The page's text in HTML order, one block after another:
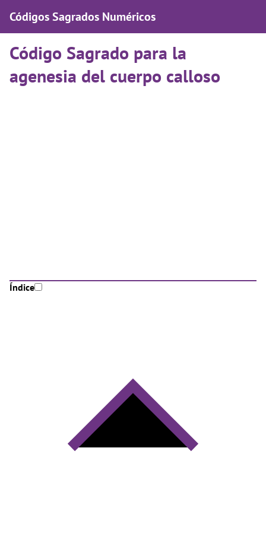
Códigos Sagrados Numéricos
Código Sagrado para la
agenesia del cuerpo calloso
Índice